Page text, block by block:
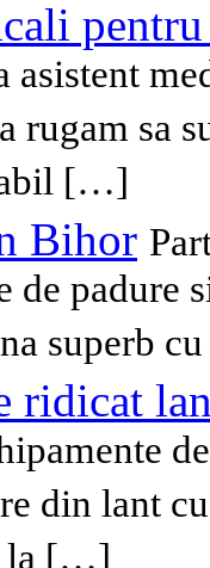
rugam sa
[…]
Bihor
de padure
superb
ridicat
din lant